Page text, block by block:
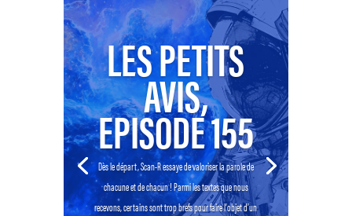
LES PETITS
AVIS,
EPISODE 155
Dès le départ, Scan-R essaye de valoriser la parole de
chacune et de chacun ! Parmi les textes que nous
recevons, certains sont trop brefs pour faire l’objet d’un